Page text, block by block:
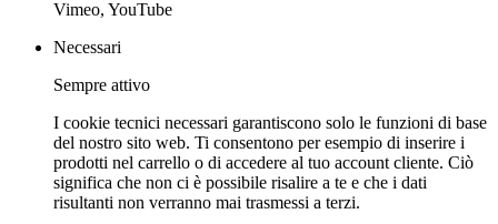
Vimeo, YouTube
Necessari
Sempre attivo
I cookie tecnici necessari garantiscono solo le funzioni di base
del nostro sito web. Ti consentono per esempio di inserire i
prodotti nel carrello o di accedere al tuo account cliente. Ciò
significa che non ci è possibile risalire a te e che i dati
risultanti non verranno mai trasmessi a terzi.